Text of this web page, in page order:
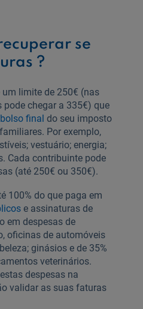
se
?
limite de 250€ (nas
chegar a 335€) que
final do seu imposto
Por exemplo,
vestuário; energia;
Cada contribuinte pode
(até 250€ ou 350€).
100% do que paga em
e assinaturas de
em despesas de
oficinas de automóveis
ginásios e de 35%
veterinários.
despesas na
validar as suas faturas